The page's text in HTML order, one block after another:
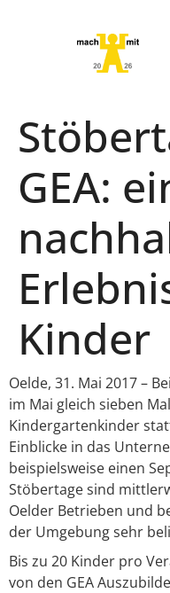
GEA:
Kinder
Oelde, 31. Mai 2017 –
im Mai gleich sieben
Kindergartenkinder
Einblicke in das
beispielsweise einen
Stöbertage sind
Oelder Betrieben und
der Umgebung sehr
Bis zu 20 Kinder pro
von den GEA